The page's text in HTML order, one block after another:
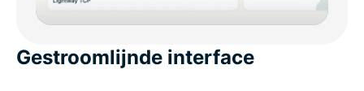
Gestroomlijnde interface